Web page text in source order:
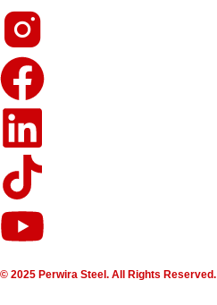
© 2025 Perwira Steel. All Rights Reserved.